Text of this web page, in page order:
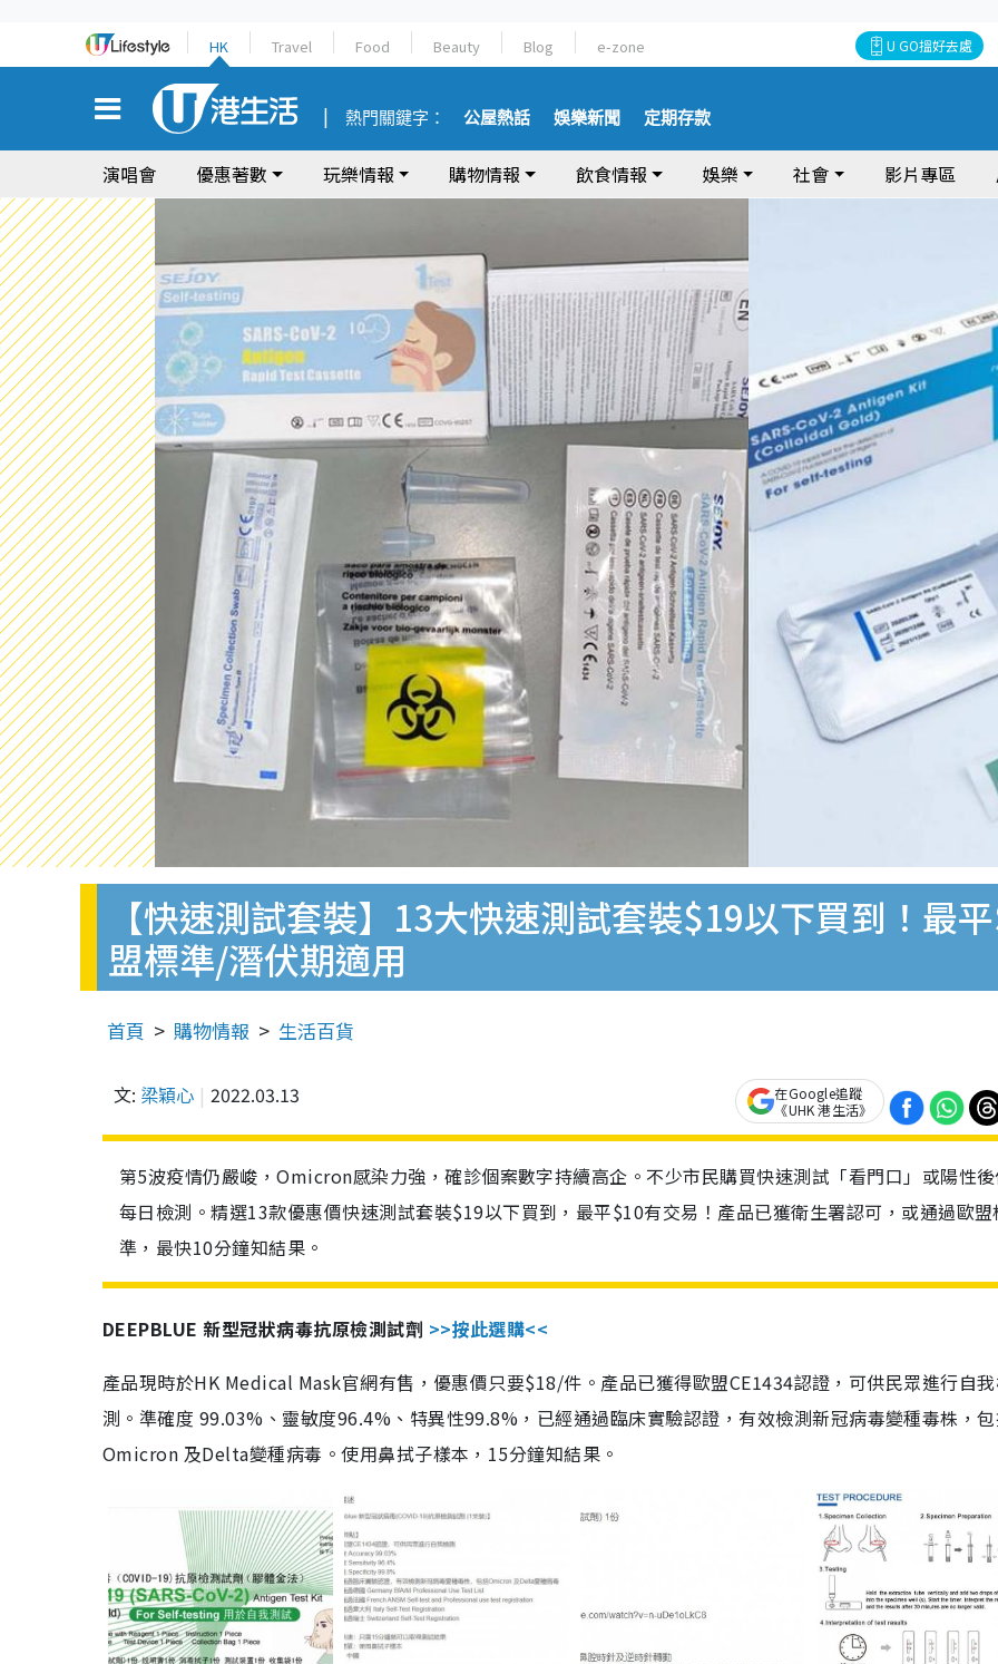
HK Travel Food Beauty Blog e-zone U GO搵好去處
熱門關鍵字： 公屋熱話 娛樂新聞 定期存款
演唱會 優惠著數 玩樂情報 購物情報 飲食情報 娛樂 社會 影片專區
【快速測試套裝】13大快速測試套裝$19以下買到！最
盟標準/潛伏期適用
首頁 購物情報 生活百貨
文: 梁穎心 2022.03.13
在Google追蹤
《UHK 港生活》
第5波疫情仍嚴峻，Omicron感染力強，確診個案數字持續高企。不少市民購買快速測試「看門口」或陽性
每日檢測。精選13款優惠價快速測試套裝$19以下買到，最平$10有交易！產品已獲衛生署認可，或通過歐盟
準，最快10分鐘知結果。
DEEPBLUE 新型冠狀病毒抗原檢測試劑 >>按此選購<<
產品現時於HK Medical Mask官網有售，優惠價只要$18/件。產品已獲得歐盟CE1434認證，可供民眾進行自
測。準確度 99.03%、靈敏度96.4%、特異性99.8%，已經通過臨床實驗認證，有效檢測新冠病毒變種毒株，
Omicron 及Delta變種病毒。使用鼻拭子樣本，15分鐘知結果。